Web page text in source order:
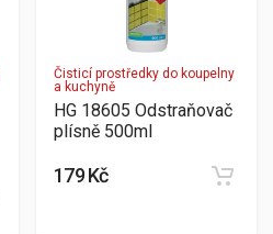
Čisticí prostředky do koupelny
a kuchyně
HG 18605 Odstraňovač
plísně 500ml
179 Kč